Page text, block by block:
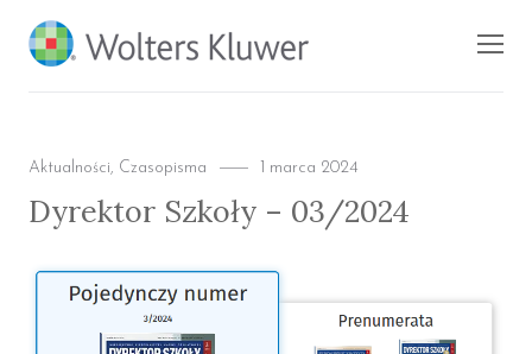
BLOG KSIĘGARNI
PROFINFO.PL
Categories
Aktualności, Czasopisma
Posted
1 marca 2024
Dyrektor Szkoły – 03/2024